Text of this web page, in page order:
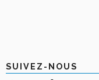
SUIVEZ-NOUS